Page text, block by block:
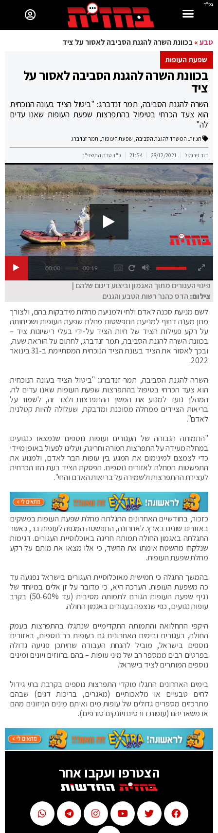
בס"ד
טבע»בכוונת השרה להגנת הסביבה לאסור על ציד
שפעת העופות
בכוונת השרה להגנת הסביבה לאסור על
ציד
השרה להגנת הסביבה, תמר זנדברג: "ביטול הציד בעונה הנוכחית
הוא צעד הכרחי בטיפול בהתפרצות שפעת העופות שאנו עדים
לה"
תגיות: המשרד להגנת הסביבה, שפעת העופות, תמר זנדברג
דור פרנקל 28/12/2021
21:54 כ"ד טבת התשפ"ב
00:00 00:19
פינוי העגורים מתוך האגמון וביצוע דיגום שלהם |
צילום: הדס כהנר רשות הטבע והגנים
לשם מניעת סכנה לאדם ולחי ולמניעת מחלות מידבקות בהם, ולצורך
מתן מענה דחוף למניעת התפשטות מחלת שפעת העופות ושכיחותה
על רקע פעילות הציד של חיות הציד על-ידי בעלי רישיונות ציד –
בכוונת השרה להגנת הסביבה, תמר זנדברג, לחתום על הוראת שעה,
ובכך לאסור את הציד בעונת הציד הנוכחית המסתיימת ב-31 בינואר
2022.
השרה להגנת הסביבה, תמר זנדברג: "ביטול הציד בעונה הנוכחית
הוא צעד הכרחי בטיפול בהתפרצות שפעת העופות שאנו עדים לה.
המהלך נועד למנוע את המשך ההתפרצות ולצד זה, לשמור על
בריאות הציידים ממחלה מסוכנת ומדבקת, שעלולה להיות קטלנית
לאדם".
"התמותה הגבוהה של העגורים ועופות נוספים שנמצאו כנגועים
במחלה מעידה על התפרצות חמורה וחריגה, ועלינו לפעול באופן מיידי
כדי לצמצם למינימום את המגע בין עופות הבר לאדם, ולמנוע את
התפשטות המחלה לאזורים נוספים. הפסקת הציד בעת הזו הכרחית
לעצירת ההתפרצות ולשמירה על בריאות האדם והחי".
כזכור, בחודשיים האחרונים התגלתה מחלת שפעת העופות במשקים
באזורים שונים בארץ. לאחרונה, התפשטה המגפה לעופות בר, כאשר
התגלתה באגמון החולה תמותה חריגה באוכלוסיית העגורים. דגימות
שנלקחו מהשטח אימתו את החשד, כי אלו מצאו את מותם על רקע
מחלת שפעת העופות.
בהמשך התגלה כי חמישית מאוכלוסיית העגורים בישראל נפגעה עד
כה משפעת העופות. הערכה היא, כי מדובר על זן אלים במיוחד של
נגיף שפעת העופות הגורם לתמותה מסיבית (עד 50-60%) בקרב
עופות נגועים, כפי שנצפה בעגורים באגמון החולה.
היקפי התחלואה והתמותה התקדימיים שנתגלו בהתפרצות בעמק
החולה, בעגורים ובימים האחרונים גם בעופות בר נוספים, באזורים
נוספים בישראל, מוביל להנחת העבודה שתיתכן פגיעה גדולה
בפרטים רבים ממספר רב של מיני עופות – בהם ברווזים ויונים ומינים
נוספים המותרים לציד בישראל.
בימים האחרונים התגלו מוקדי התפרצות נוספים בקרבת בתי גידול
לחים טבעיים או מלאכותיים (מאגרים, בריכות דגים) שבהם
מתרכזים מספרים גדולים של עופות מים ואיתם מינים הניזונים מהם
או משאריהם (עופות דורסים ויונקים טורפים).
הצטרפו ועקבו אחר